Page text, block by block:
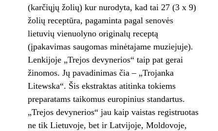
(karčiųjų žolių) kur nurodyta, kad tai 27 (3 x 9)
žolių receptūra, pagaminta pagal senovės
lietuvių vienuolyno originalų receptą
(įpakavimas saugomas minėtajame muziejuje).
Lenkijoje „Trejos devynerios“ taip pat gerai
žinomos. Jų pavadinimas čia – „Trojanka
Litewska“. Šis ekstraktas atitinka tokiems
preparatams taikomus europinius standartus.
„Trejos devynerios“ jau kaip vaistas registruotas
ne tik Lietuvoje, bet ir Latvijoje, Moldovoje,